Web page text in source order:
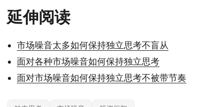
延伸阅读
市场噪音太多如何保持独立思考不盲从
面对各种市场噪音如何保持独立思考
面对市场噪音如何保持独立思考不被带节奏